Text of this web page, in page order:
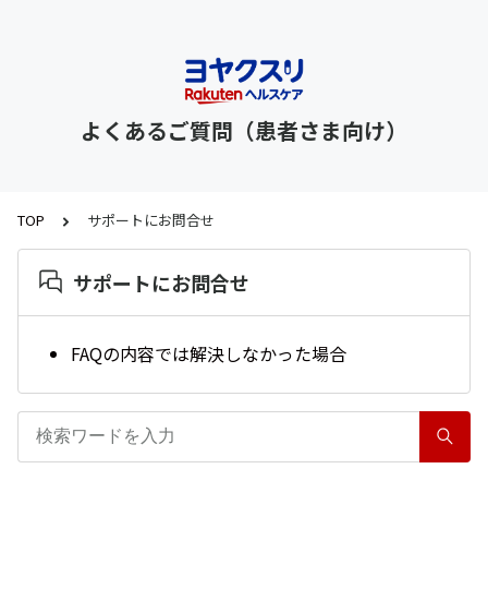
よくあるご質問（患者さま向け）
TOP サポートにお問合せ
サポートにお問合せ
FAQの内容では解決しなかった場合